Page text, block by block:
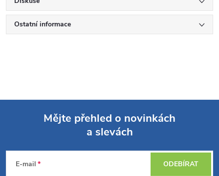
Ostatní informace
Mějte přehled o novinkách
a slevách
E-mail ODEBÍRAT